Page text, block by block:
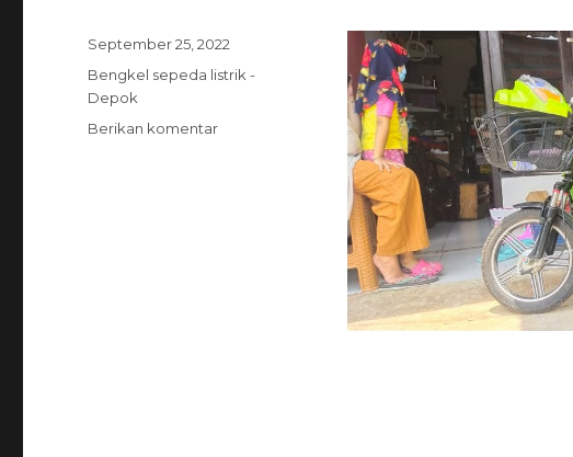
Diposkan
September 25, 2022
Kategori
Bengkel sepeda listrik -
Depok
Berikan komentaruntuk